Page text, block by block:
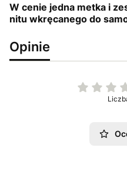
W cenie jedna metka i
nitu wkręcanego do
Opinie